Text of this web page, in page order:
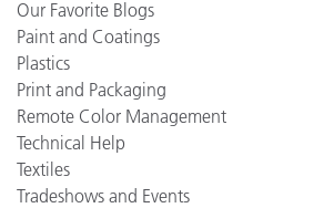
Our Favorite Blogs
Paint and Coatings
Plastics
Print and Packaging
Remote Color Management
Technical Help
Textiles
Tradeshows and Events